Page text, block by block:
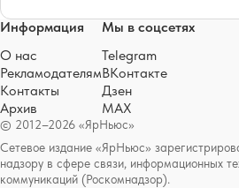
© 2012–2026 «ЯрНьюс»
Сетевое издание «ЯрНьюс»
надзору в сфере связи, информационных
коммуникаций (Роскомнадзор).
Информация
О нас
Рекламодателям
Контакты
Архив
Мы в соцсетях
Telegram
ВКонтакте
Дзен
MAX